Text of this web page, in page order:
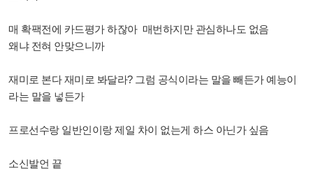
매 확팩전에 카드평가 하잖아 매번하지만 관심하나도 없음
왜냐 전혀 안맞으니까
재미로 본다 재미로 봐달라? 그럼 공식이라는 말을 빼든가 예능이
라는 말을 넣든가
프로선수랑 일반인이랑 제일 차이 없는게 하스 아닌가 싶음
소신발언 끝